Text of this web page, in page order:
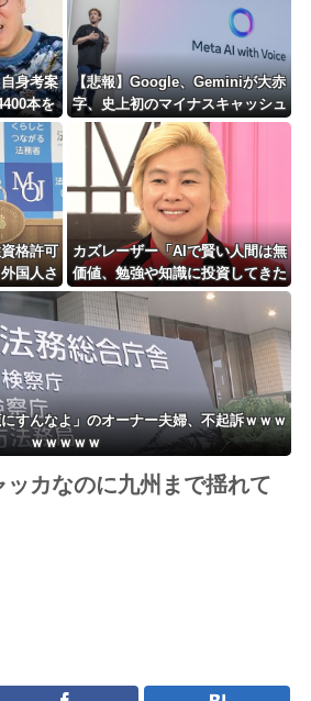
身考案
本を
ｗｗ
【悲報】Google、Geminiが大赤
字、史上初のマイナスキャッシュ
フローに陥る・・・
格許可
国人さ
・」
カズレーザー「AIで賢い人間は無
価値、勉強や知識に投資してきた
人ほど絶望の時代の幕開け」
すんなよ」のオーナー夫婦、不起訴ｗｗｗ
ｗｗｗｗｗ
ッカなのに九州まで揺れて